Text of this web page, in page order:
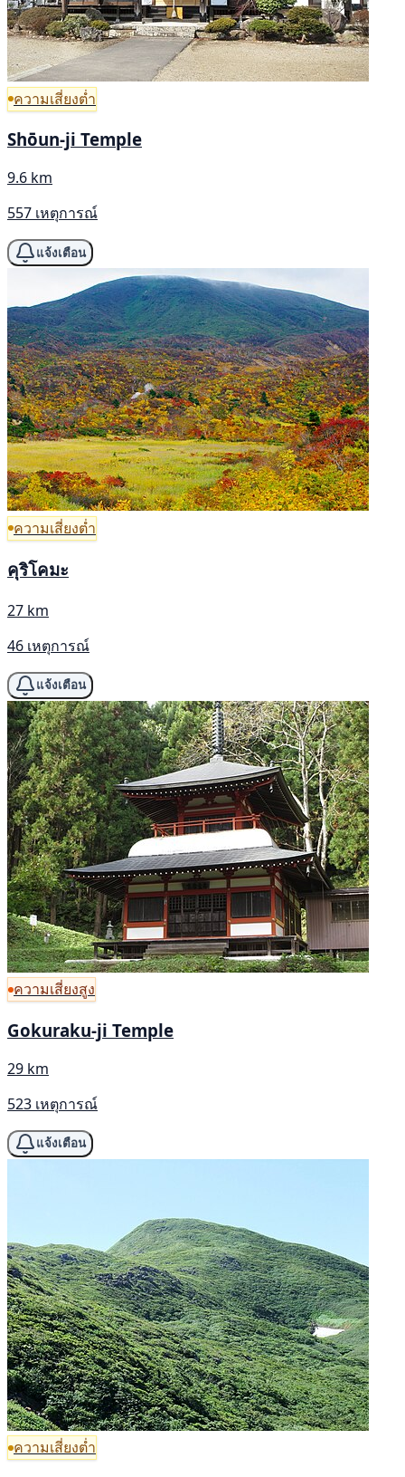
ความเสี่ยงต่ำ
Shōun-ji Temple
9.6 km
557 เหตุการณ์
แจ้งเตือน
ความเสี่ยงต่ำ
คุริโคมะ
27 km
46 เหตุการณ์
แจ้งเตือน
ความเสี่ยงสูง
Gokuraku-ji Temple
29 km
523 เหตุการณ์
แจ้งเตือน
ความเสี่ยงต่ำ